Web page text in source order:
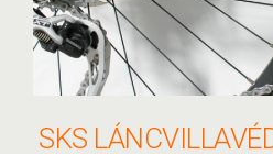
SKS